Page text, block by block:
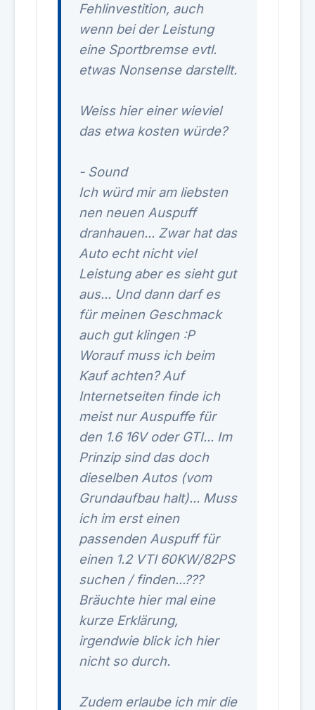
Fehlinvestition, auch
wenn bei der Leistung
eine Sportbremse evtl.
etwas Nonsense darstellt.
Weiss hier einer wieviel
das etwa kosten würde?
- Sound
Ich würd mir am liebsten
nen neuen Auspuff
dranhauen... Zwar hat das
Auto echt nicht viel
Leistung aber es sieht gut
aus... Und dann darf es
für meinen Geschmack
auch gut klingen :P
Worauf muss ich beim
Kauf achten? Auf
Internetseiten finde ich
meist nur Auspuffe für
den 1.6 16V oder GTI... Im
Prinzip sind das doch
dieselben Autos (vom
Grundaufbau halt)... Muss
ich im erst einen
passenden Auspuff für
einen 1.2 VTI 60KW/82PS
suchen / finden...???
Bräuchte hier mal eine
kurze Erklärung,
irgendwie blick ich hier
nicht so durch.
Zudem erlaube ich mir die